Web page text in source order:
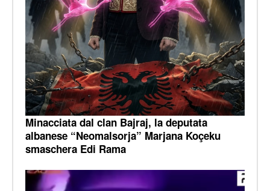
Minacciata dal clan Bajraj, la deputata
albanese “Neomalsorja” Marjana Koçeku
smaschera Edi Rama